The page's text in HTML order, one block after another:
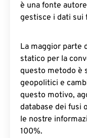
è una fonte
gestisce i dati sui
La maggior parte
statico per la
questo metodo è
geopolitici e
questo motivo,
database dei fusi
le nostre
100%.